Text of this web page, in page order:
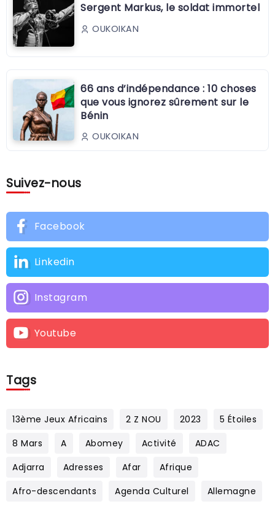
Sergent Markus, le soldat immortel
OUKOIKAN
66 ans d’indépendance : 10 choses
que vous ignorez sûrement sur le
Bénin
OUKOIKAN
Suivez-nous
Facebook
Linkedin
Instagram
Youtube
Tags
13ème Jeux Africains 2 Z NOU 2023
5 Étoiles
8 Mars
A Abomey Activité
ADAC
Adjarra
Adresses Afar
Afrique
Afro-descendants
Agenda Culturel Allemagne